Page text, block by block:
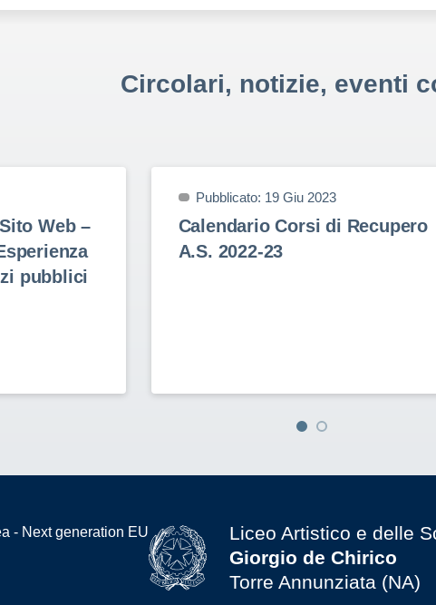
Circolari, notizie, eventi
Web –
pubblici
Pubblicato: 19 Giu 2023
Calendario Corsi di Recupero
A.S. 2022-23
Liceo Artistico e delle
Giorgio de Chirico
Torre Annunziata (NA)